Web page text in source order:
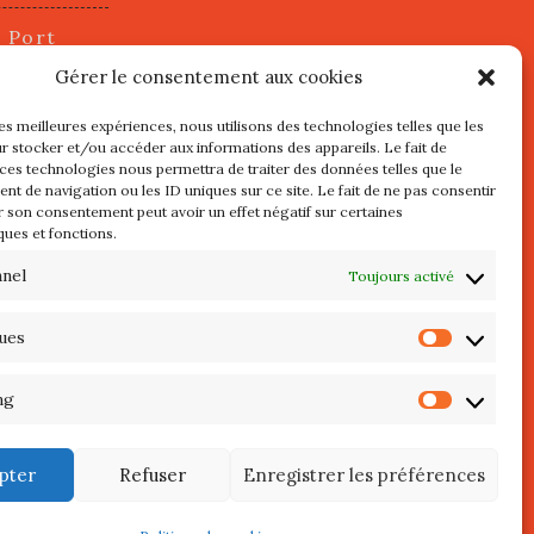
Gérer le consentement aux cookies
meilleures expériences, nous utilisons des technologies telles que les
stocker et/ou accéder aux informations des appareils. Le fait de
technologies nous permettra de traiter des données telles que le
de navigation ou les ID uniques sur ce site. Le fait de ne pas consentir
son consentement peut avoir un effet négatif sur certaines
et fonctions.
Toujours activé
Refuser Enregistrer les préférences
Port
juillet
3 Mai
de